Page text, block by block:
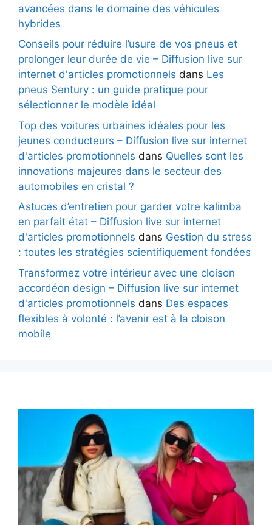
avancées dans le domaine des véhicules
hybrides
Conseils pour réduire l’usure de vos pneus et
prolonger leur durée de vie – Diffusion live sur
internet d'articles promotionnels dans Les
pneus Sentury : un guide pratique pour
sélectionner le modèle idéal
Top des voitures urbaines idéales pour les
jeunes conducteurs – Diffusion live sur internet
d'articles promotionnels dans Quelles sont les
innovations majeures dans le secteur des
automobiles en cristal ?
Astuces d’entretien pour garder votre kalimba
en parfait état – Diffusion live sur internet
d'articles promotionnels dans Gestion du stress
: toutes les stratégies scientifiquement fondées
Transformez votre intérieur avec une cloison
accordéon design – Diffusion live sur internet
d'articles promotionnels dans Des espaces
flexibles à volonté : l’avenir est à la cloison
mobile